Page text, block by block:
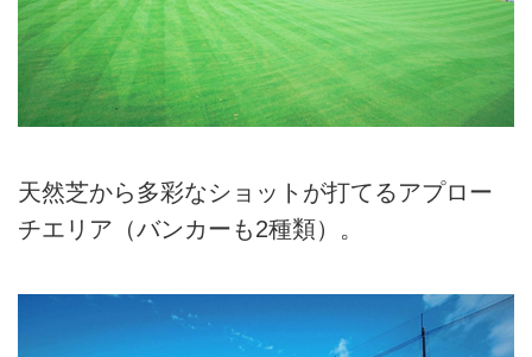
天然芝から多彩なショットが打てるアプロー
チエリア（バンカーも2種類）。